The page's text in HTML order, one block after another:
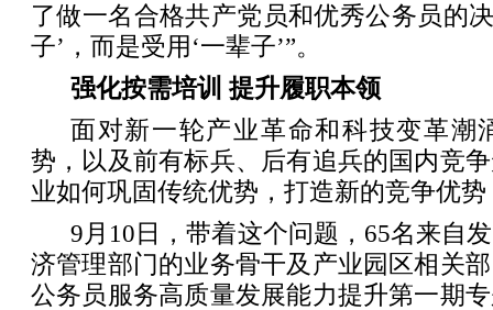
了做一名合格共产党员和优秀公务员的
子’，而是受用‘一辈子’”。
强化按需培训 提升履职本领
面对新一轮产业革命和科技变革潮
势，以及前有标兵、后有追兵的国内竞
业如何巩固传统优势，打造新的竞争优
9月10日，带着这个问题，65名来自
济管理部门的业务骨干及产业园区相关
公务员服务高质量发展能力提升第一期